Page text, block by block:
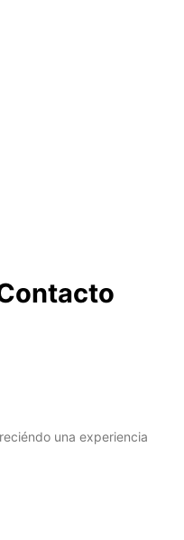
una experiencia